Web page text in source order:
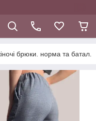
брюки. норма та батал.